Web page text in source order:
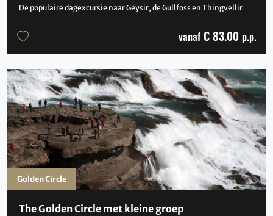
De populaire dagexcursie naar Geysir, de Gullfoss en Thingvellir
vanaf € 83.00 p.p.
The Golden Circle met kleine groep
Golden Circle